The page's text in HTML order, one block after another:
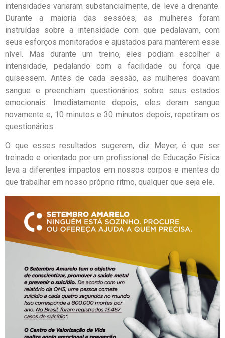
intensidades variaram substancialmente, de leve a drenante.
Durante a maioria das sessões, as mulheres foram
instruídas sobre a intensidade com que pedalavam, com
seus esforços monitorados e ajustados para manterem esse
nível. Mas durante um treino, eles podiam escolher a
intensidade, pedalando com a facilidade ou força que
quisessem. Antes de cada sessão, as mulheres doavam
sangue e preenchiam questionários sobre seus estados
emocionais. Imediatamente depois, eles deram sangue
novamente e, 10 minutos e 30 minutos depois, repetiram os
questionários.
O que esses resultados sugerem, diz Meyer, é que ser
treinado e orientado por um profissional de Educação Física
leva a diferentes impactos em nossos corpos e mentes do
que trabalhar em nosso próprio ritmo, qualquer que seja ele.